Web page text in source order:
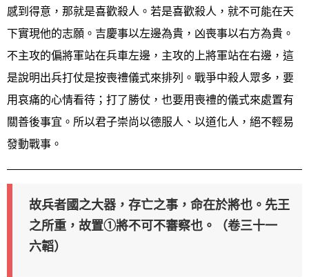
感到得意，那就是喜歡殺人。若是喜歡殺人，就不可能在天
下實現他的志願。吉慶事以左邊為貴，凶喪事以右方為貴。
不主攻的偏將軍站在兵車左邊，主攻的上將軍站在右邊，這
是說明出兵打仗是按喪禮儀式來排列。戰爭中殺人眾多，要
用哀痛的心情看待；打了勝仗，也要用喪禮的儀式來處置有
關善後事宜。所以君子崇尚以德服人、以道化人，絕不輕易
發動戰事。
故兵者國之大器，存亡之事，命在於將也。先王
之所重，故置①將不可不審察也。（卷三十一
六韜）